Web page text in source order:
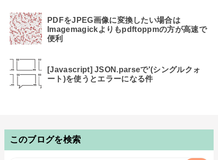
PDFをJPEG画像に変換したい場合は
Imagemagickよりもpdftoppmの方が高速で
便利
[Javascript] JSON.parseで'(シングルクォ
ート)を使うとエラーになる件
このブログを検索